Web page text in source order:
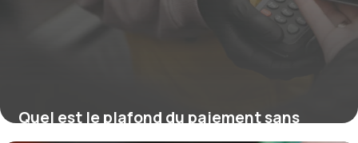
Quel est le plafond du paiement sans